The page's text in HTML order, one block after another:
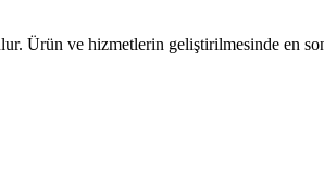
Ürün ve hizmetlerin geliştirilmesinde en